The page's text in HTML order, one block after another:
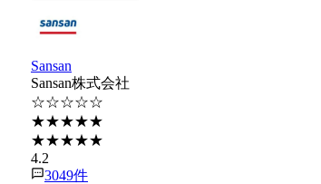
Sansan
Sansan株式会社
☆☆☆☆☆
★★★★★
★★★★★
4.2
3049件